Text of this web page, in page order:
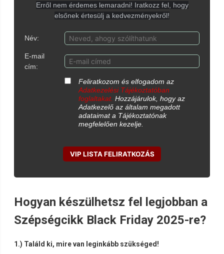
Erről nem érdemes lemaradni! Iratkozz fel, hogy
elsőnek értesülj a kedvezményekről!
Név:
E-mail
cím:
Feliratkozom és elfogadom az
Adatkezelési Tájékoztatóban
foglaltakat. Hozzájárulok, hogy az
Adatkezelő az általam megadott
adataimat a Tájékoztatónak
megfelelően kezelje.
VIP LISTA FELIRATKOZÁS
Hogyan készülhetsz fel legjobban a
Szépségcikk Black Friday 2025-re?
1.) Találd ki, mire van leginkább szükséged!